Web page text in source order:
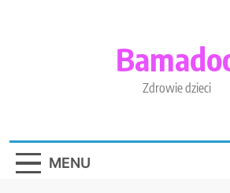
Zdrowie dzieci
MENU